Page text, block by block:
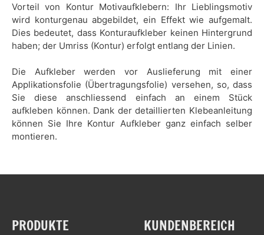
Vorteil von Kontur Motivaufklebern: Ihr Lieblingsmotiv
wird konturgenau abgebildet, ein Effekt wie aufgemalt.
Dies bedeutet, dass Konturaufkleber keinen Hintergrund
haben; der Umriss (Kontur) erfolgt entlang der Linien.
Die Aufkleber werden vor Auslieferung mit einer
Applikationsfolie (Übertragungsfolie) versehen, so, dass
Sie diese anschliessend einfach an einem Stück
aufkleben können. Dank der detaillierten Klebeanleitung
können Sie Ihre Kontur Aufkleber ganz einfach selber
montieren.
PRODUKTE KUNDENBEREICH